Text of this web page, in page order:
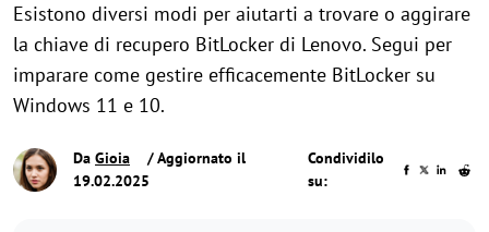
Esistono diversi modi per aiutarti a trovare o aggirare
la chiave di recupero BitLocker di Lenovo. Segui per
imparare come gestire efficacemente BitLocker su
Windows 11 e 10.
Da Gioia
/ Aggiornato il
19.02.2025
Condividilo
su: